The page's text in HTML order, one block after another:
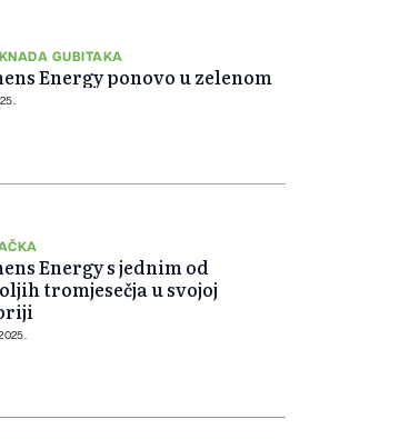
GUBITAKA
Energy ponovo u zelenom
Energy s jednim od
tromjesečja u svojoj